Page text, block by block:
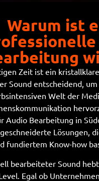
Warum ist
Zeit ist ein
Sound entscheidend,
Welt der
Audio Bearbeitung in
Lösungen,
fundiertem Know-how
bearbeiteter Sound
Egal ob